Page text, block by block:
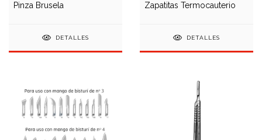
Pinza Brusela
DETALLES
Zapatitas Termocauterio
DETALLES